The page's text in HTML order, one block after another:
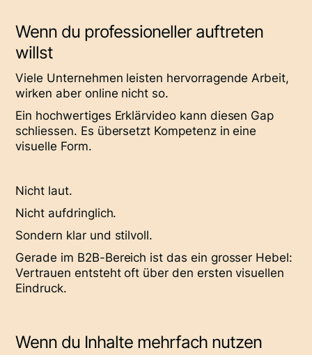
Wenn du professioneller auftreten
willst
Viele Unternehmen leisten hervorragende Arbeit,
wirken aber online nicht so.
Ein hochwertiges Erklärvideo kann diesen Gap
schliessen. Es übersetzt Kompetenz in eine
visuelle Form.
Nicht laut.
Nicht aufdringlich.
Sondern klar und stilvoll.
Gerade im B2B-Bereich ist das ein grosser Hebel:
Vertrauen entsteht oft über den ersten visuellen
Eindruck.
Wenn du Inhalte mehrfach nutzen